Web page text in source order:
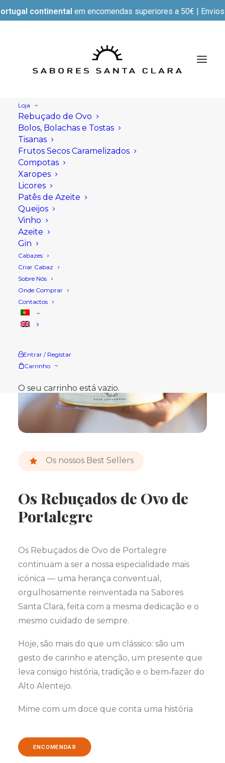
continental em encomendas superiores a 50€ |
Loja
Rebuçado de Ovo
Bolos, Bolachas e Tostas
Tisanas
Frutos Secos Caramelizados
Compotas
Xaropes
Licores
Patês de Azeite
Queijos
Vinho
Azeite
Gin
Cabazes
Criar Cabaz
Sobre Nós
Onde Comprar
Contactos
Entrar / Registar
Carrinho
O seu carrinho está vazio.
Os nossos Best Sellers
Os Rebuçados de Ovo de
Portalegre
Os Rebuçados de Ovo de Portalegre
continuam a ser a nossa especialidade mais
icónica — uma herança conventual,
orgulhosamente reinventada na Sabores
Santa Clara, feita com a mesma dedicação e o
mesmo cuidado de sempre.
Hoje, são mais do que um clássico: são um
gesto de carinho e atenção, um presente que
leva consigo história, tradição e o bem‑fazer do
Alto Alentejo.
Mime com um doce que conta uma história
ENCOMENDAR